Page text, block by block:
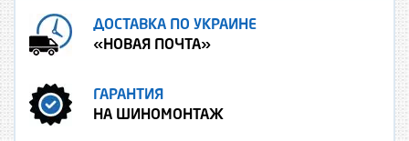
ДОСТАВКА ПО УКРАИНЕ
«НОВАЯ ПОЧТА»
ГАРАНТИЯ
НА ШИНОМОНТАЖ